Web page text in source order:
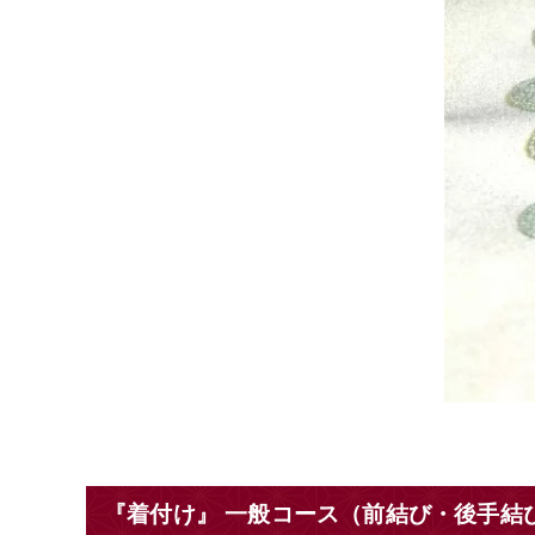
『着付け』 一般コース（前結び・後手結